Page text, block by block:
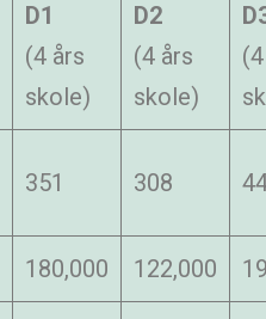
D1
(4 års
skole)
D2
(4 års
skole)
351 308
180,000 122,000